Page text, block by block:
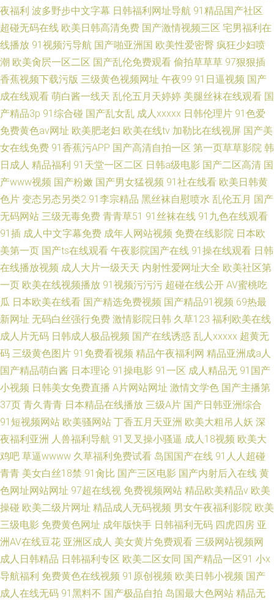
夜福利 波多野步中文字幕 日韩福利网址导航 91精品国产社区
超碰无码在线 欧美日韩高清免费 国产激情视频三区 宅男福利在
线播放 91视频污导航 国产啪亚洲国 欧美性爱密臀 疯狂少妇喷
潮 欧美肏屄一区二区 国产乱伦免费观看 偷拍草草草 97狠狠插
香蕉视频下载污版 三级黄色视频网址 午夜99 91日逼视频 国产
成在线观看 萌白酱一线天 乱伦五月天婷婷 美腿丝袜在线观看 国
产精品3p 91综合碰 国产乱女乱 成人xxxxx 日韩伦理片 91色爱
免费黄色av网址 欧美肥老妇 欧美在线tv 加勒比在线视屏 国产美
女在线免费 91香蕉污APP 国产高清自拍一区 第一页草草影院 韩
日成人 精品福利 91天堂一区二区 日韩a级电影 国产二区高清 国
产www视频 国产粉嫩 国产男女猛视频 91社在线看 欧美日韩黄
色片 变态另态另类2 91李宗精品 黑丝袜自慰喷水 乱伦五月 国产
无码网站 三级无毒免费 青青草51 91丝袜在线 91九色在线观看
91插 成人中文字幕免费 成年人网站视频 免费在线影院 日本欧
美第一页 国产ts在线观看 午夜影院国产在线 91操在线观看 日韩
在线播放视频 成人大片一级天天 内射性爱网址大全 欧美社区第
一页 欧美在线视频播放 91视频污污污 超碰在线公开 AV蜜桃吃
瓜 日本欧美在线看 国产精选免费视频 国产精品91视频 69热最
新网址 无码白丝强行免费 激情影院日韩 久草123 福利欧美在线
成人片无码 日韩成人极品视频 国产在线诱惑 乱人xxxxx 超黄无
码 三级黄色图片 91免费看视频 精品午夜福利网 精品亚洲成a人
国产精品萌白酱 日本理论 91操电影 91一区 成人精品无 91国产
小视频 日韩美女免费直播 A片网站网址 激情文学色 国产主播第
37页 青久青青 日本精品在线播放 三级A片 国产日韩亚洲综合
91短视频网站 欧美骚网站 丁香五月天亚洲 欧美大粗吊人妖 深
夜福利亚洲 人兽福利导航 91叉叉操小骚逼 成人18视频 欧美大
鸡吧 草逼wwww 久草福利免费试看 岛国国产在线 91人人超碰
青青 美女白丝18禁 91肏比 国产三区电影 国产内射后入在线 黄
色网址网站网址 97超在线视 免费视频网站 精品欧美精品v 欧美
操碰 欧美二级片网址 精品成人无码视频 男女午夜福利影院 欧美
三级电影 免费黄色网址 成年版快手 日韩福利无码 四虎四房 亚
洲AV在线豆花 亚洲区成人 美女黄片免费观看 三级网站视频网
成人日韩精品 日韩福利专区 欧美二区女同 国产精品一区91 小x
导航福利 免费黄色在线视频 91原创视频 欧美日韩小视频 国产
成人在线无码 91黑料不 国产极品自拍 岛国最大色网站 精品无